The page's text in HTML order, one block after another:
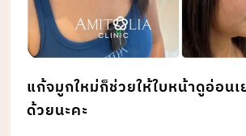
แก้จมูกใหม่ก็ช่วยให้ใบหน้าดูอ่อนเ
ด้วยนะคะ